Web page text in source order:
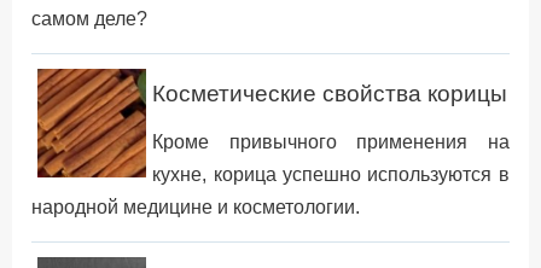
самом деле?
Косметические свойства корицы
Кроме привычного применения на
кухне, корица успешно используются в
народной медицине и косметологии.